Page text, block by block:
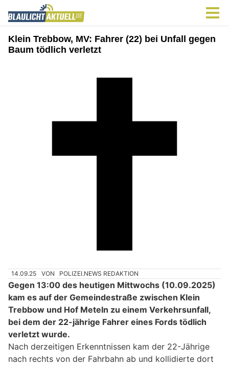
Klein Trebbow, MV: Fahrer (22) bei Unfall gegen
Baum tödlich verletzt
14.09.25 VON POLIZEI.NEWS REDAKTION
Gegen 13:00 des heutigen Mittwochs (10.09.2025)
kam es auf der Gemeindestraße zwischen Klein
Trebbow und Hof Meteln zu einem Verkehrsunfall,
bei dem der 22-jährige Fahrer eines Fords tödlich
verletzt wurde.
Nach derzeitigen Erkenntnissen kam der 22-Jährige
nach rechts von der Fahrbahn ab und kollidierte dort